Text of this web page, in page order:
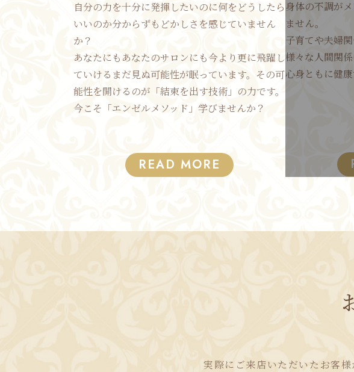
自分の力を十分に発揮したいのに何をどうしたら
いいのか分からずもどかしさを感じていません
か？
あなたにもあなたのサロンにも今より更に飛躍し
ていけるまだ見ぬ可能性が眠っています。その可
能性を開けるのが「結束を出す技術」の力です。
今こそ「エンゼルメソッド」学びませんか？
READ MORE
身体の不調が
ません。
子育てや夫婦
様々な人間関
心身ともに健
実際にご来店いただいたお客